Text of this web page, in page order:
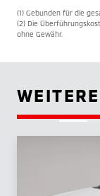
(1) Gebunden für die
(2) Die
ohne Gewähr.